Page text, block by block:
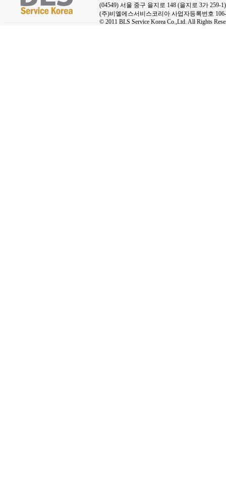
(04549) 서울 중구 을지로 148 (을지로 3가
(주)비엘에스서비스코리아 사업자등록번호
© 2011 BLS Service Korea Co.,Ltd. All Rights